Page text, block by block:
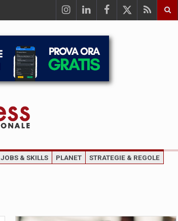
JOBS & SKILLS PLANET STRATEGIE & REGOLE